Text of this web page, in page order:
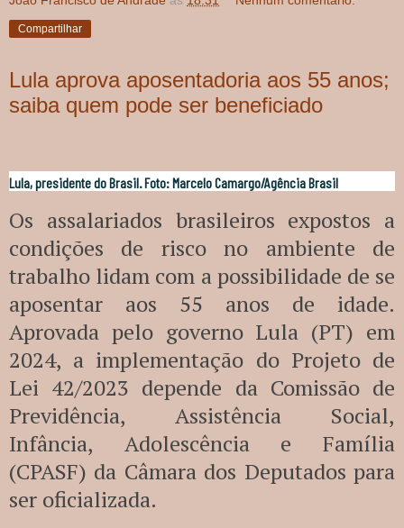
Compartilhar
Lula aprova aposentadoria aos 55 anos;
saiba quem pode ser beneficiado
Lula, presidente do Brasil. Foto: Marcelo Camargo/Agência Brasil
Os assalariados brasileiros expostos a
condições de risco no ambiente de
trabalho lidam com a possibilidade de se
aposentar aos 55 anos de idade.
Aprovada pelo governo Lula (PT) em
2024, a implementação do Projeto de
Lei 42/2023 depende da Comissão de
Previdência, Assistência Social,
Infância, Adolescência e Família
(CPASF) da Câmara dos Deputados para
ser oficializada.